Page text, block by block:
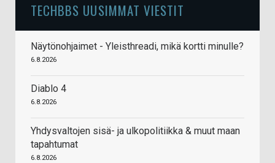
TECHBBS UUSIMMAT VIESTIT
Näytönohjaimet - Yleisthreadi, mikä kortti minulle?
6.8.2026
Diablo 4
6.8.2026
Yhdysvaltojen sisä- ja ulkopolitiikka & muut maan
tapahtumat
6.8.2026